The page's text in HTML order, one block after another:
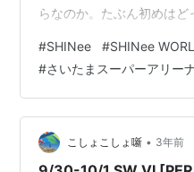
らなのか。たぶん初めはど
の姿を思い出しながら、そ
て、それでも3人は素晴ら
らない感情のまま涙が止
しくて、すごくすごく幸
かった…。最初のMCまで
ょ濡れに💦自分で自覚し
#SHINee #SHINee
#さいたまスーパーアリー
こしょこしょ噺 • 3年前